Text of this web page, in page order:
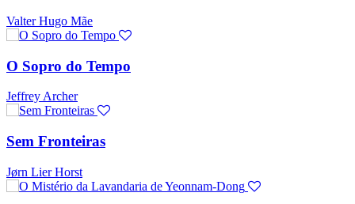
Valter Hugo Mãe
O Sopro do Tempo
Jeffrey Archer
Sem Fronteiras
Jørn Lier Horst